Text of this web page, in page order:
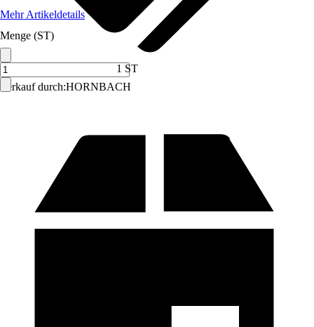
Verkauf durch:HORNBACH
Mehr Artikeldetails
Menge (ST)
1 ST